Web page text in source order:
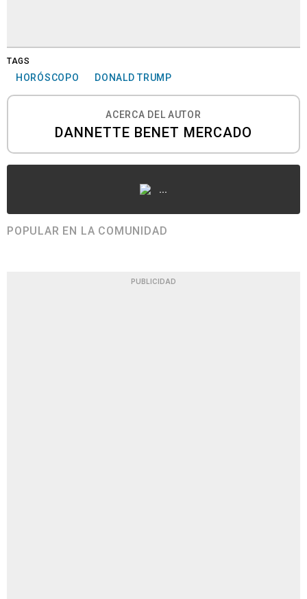
TAGS
HORÓSCOPO DONALD TRUMP
ACERCA DEL AUTOR
DANNETTE BENET MERCADO
...
POPULAR EN LA COMUNIDAD
PUBLICIDAD